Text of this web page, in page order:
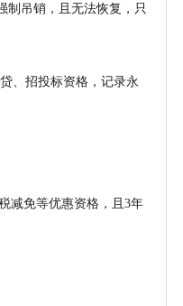
制吊销，且无法恢复，只
、招投标资格，记录永
减免等优惠资格，且3年